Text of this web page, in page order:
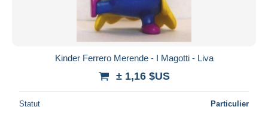
Kinder Ferrero Merende - I Magotti - Liva
± 1,16 $US
Statut Particulier